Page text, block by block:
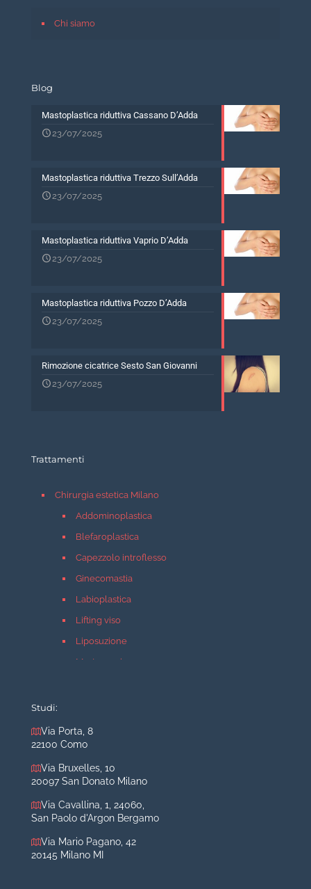
Chi siamo
Blog
Mastoplastica riduttiva Cassano D’Adda
23/07/2025
Mastoplastica riduttiva Trezzo Sull’Adda
23/07/2025
Mastoplastica riduttiva Vaprio D’Adda
23/07/2025
Mastoplastica riduttiva Pozzo D’Adda
23/07/2025
Rimozione cicatrice Sesto San Giovanni
23/07/2025
Trattamenti
Chirurgia estetica Milano
Addominoplastica
Blefaroplastica
Capezzolo introflesso
Ginecomastia
Labioplastica
Lifting viso
Liposuzione
Mastopessi
Rinoplastica
Medicina estetica Milano
Acido ialuronico viso
Aumento labbra
Filler
Studi:
Via Porta, 8
22100 Como
Via Bruxelles, 10
20097 San Donato Milano
Via Cavallina, 1, 24060,
San Paolo d'Argon Bergamo
Via Mario Pagano, 42
20145 Milano MI